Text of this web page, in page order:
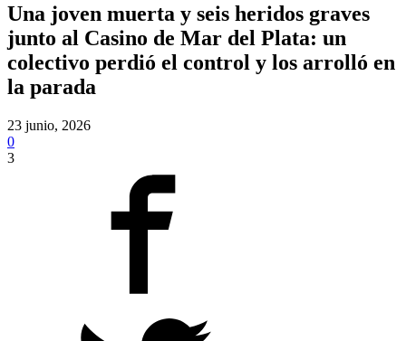
Una joven muerta y seis heridos graves
junto al Casino de Mar del Plata: un
colectivo perdió el control y los arrolló en
la parada
23 junio, 2026
0
3